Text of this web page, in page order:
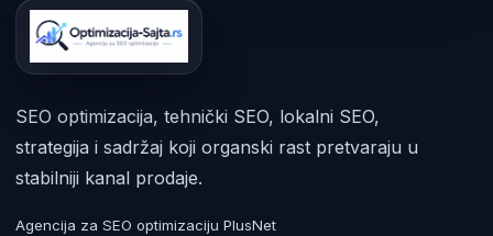
SEO optimizacija, tehnički SEO, lokalni SEO,
strategija i sadržaj koji organski rast pretvaraju u
stabilniji kanal prodaje.
Agencija za SEO optimizaciju PlusNet